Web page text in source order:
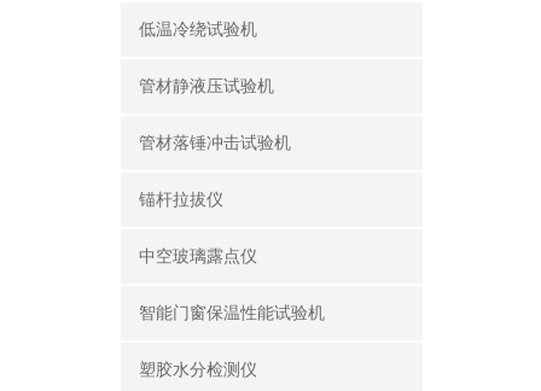
低温冷绕试验机
管材静液压试验机
管材落锤冲击试验机
锚杆拉拔仪
中空玻璃露点仪
智能门窗保温性能试验机
塑胶水分检测仪